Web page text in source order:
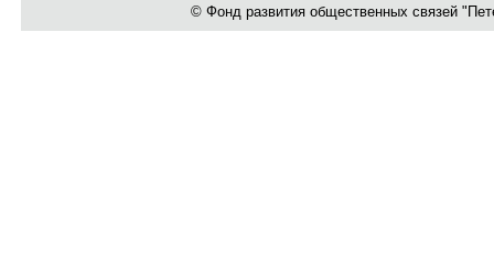
© Фонд развития общественных связей